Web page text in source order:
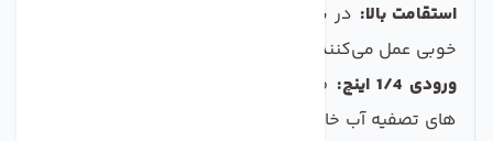
استقامت بالا: در برابر ضربه و فشار، این هوزینگ ها به
خوبی عمل می‌کنند و نیاز به تعویض مکرر ندارند.
ورودی 1/4 اینچ:
طراحی شده برای استفاده در دستگاه
های تصفیه آب خانگی، با ورودی استاندارد که نصب آن را